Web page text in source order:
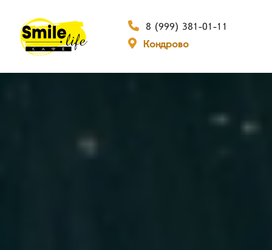
8 (999) 381-01-11
Кондрово